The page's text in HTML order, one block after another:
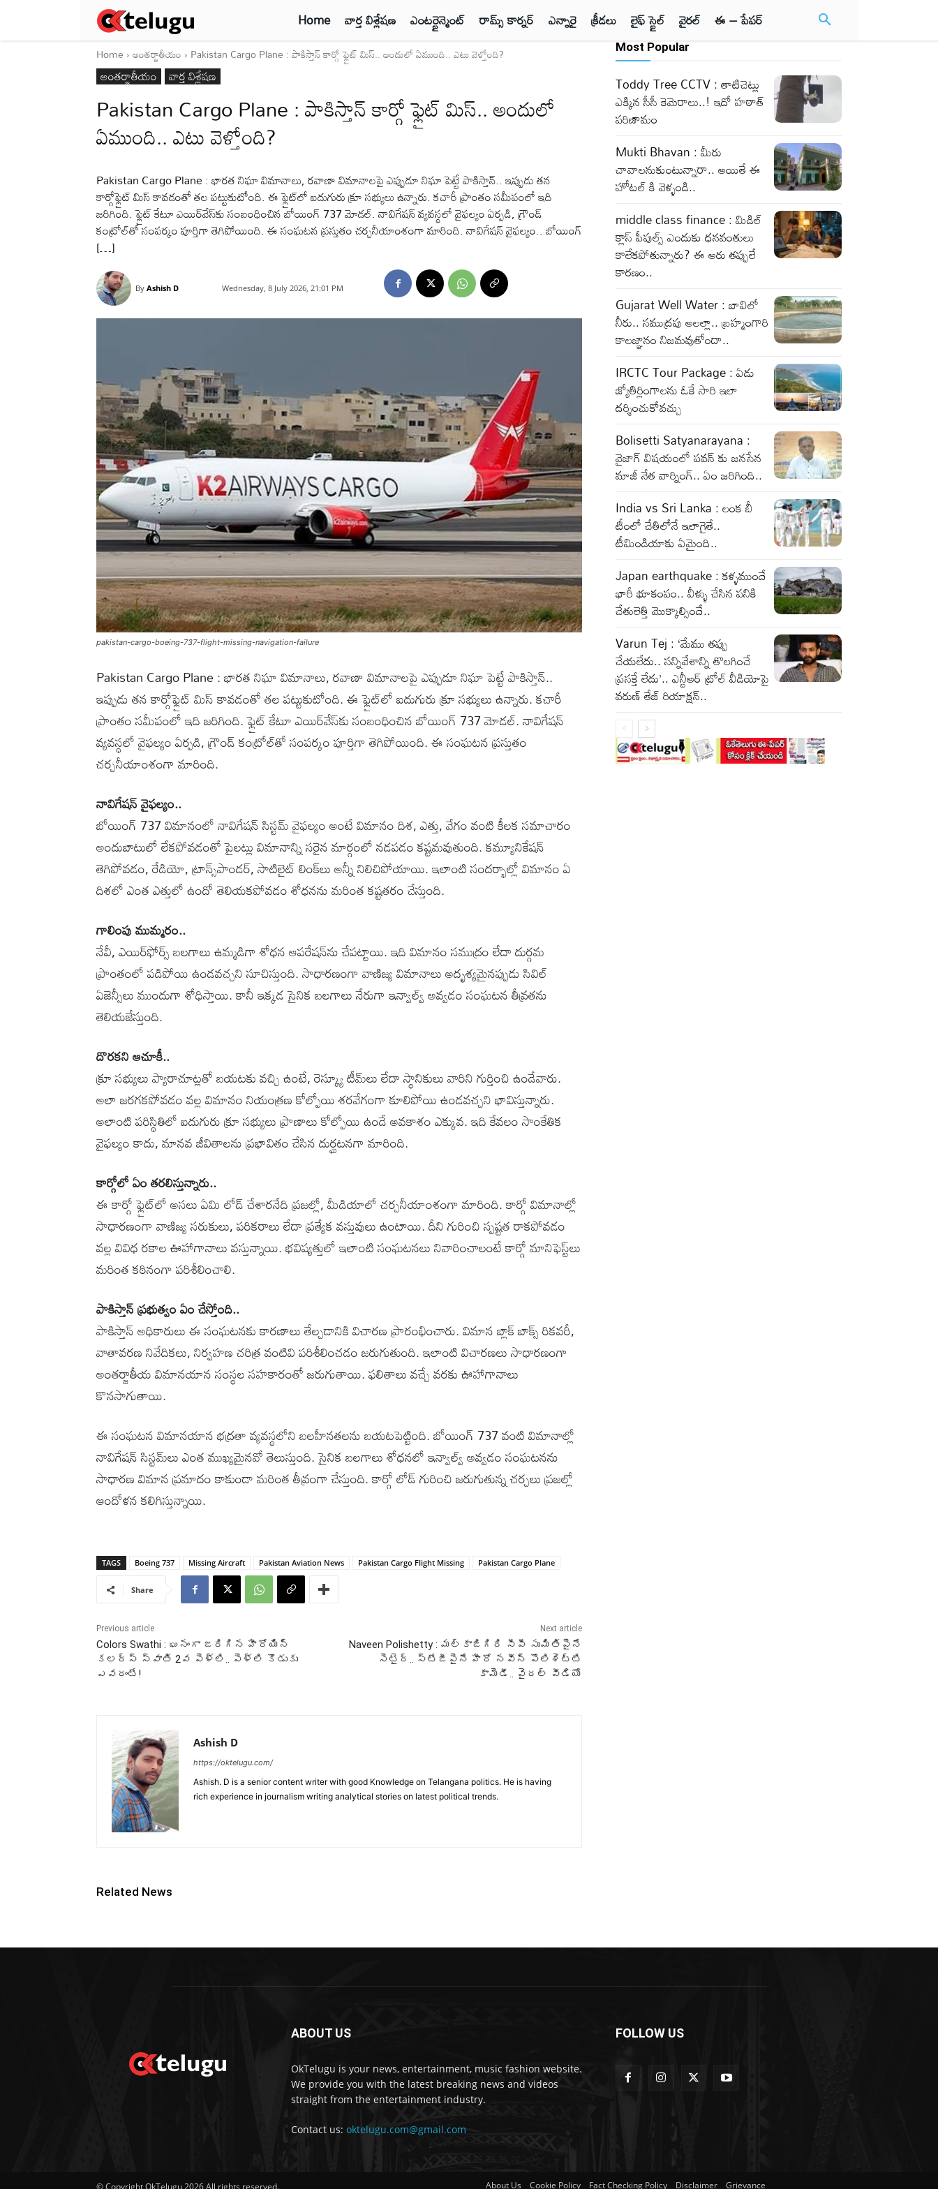
Home వార్త విశ్లేషణ ఎంటర్టైన్మెంట్ రామ్స్ కార్నర్ ఎన్నారై క్రీడలు లైఫ్ స్టైల్ వైరల్ ఈ – పేపర్
Home అంతర్జాతీయం Pakistan Cargo Plane : పాకిస్తాన్‌ కార్గో ఫ్లైట్‌ మిస్‌.. అందులో ఏముంది.. ఎటు వెళ్తోంది?
అంతర్జాతీయం వార్త విశ్లేషణ
Pakistan Cargo Plane : పాకిస్తాన్‌ కార్గో ఫ్లైట్‌ మిస్‌.. అందులో
ఏముంది.. ఎటు వెళ్తోంది?
Pakistan Cargo Plane : భారత నిఘా విమానాలు, రవాణా విమానాలపై ఎప్పుడూ నిఘా పెట్టే పాకిస్తాన్‌.. ఇప్పుడు తన
కార్గోఫ్లైట్‌ మిస్‌ కావడంతో తల పట్టుకుటోంది. ఈ ఫ్లైట్‌లో ఐదుగురు క్రూ సభ్యులు ఉన్నారు. కచారీ ప్రాంతం సమీపంలో ఇది
జరిగింది. ఫ్లైట్‌ కేటూ ఎయిర్‌వేస్‌కు సంబంధించిన బోయింగ్‌ 737 మోడల్‌. నావిగేషన్‌ వ్యవస్థలో వైఫల్యం ఏర్పడి, గ్రౌండ్‌
కంట్రోల్‌తో సంపర్కం పూర్తిగా తెగిపోయింది. ఈ సంఘటన ప్రస్తుతం చర్చనీయాంశంగా మారింది. నావిగేషన్‌ వైఫల్యం.. బోయింగ్‌
[…]
By Ashish D Wednesday, 8 July 2026, 21:01 PM
pakistan-cargo-boeing-737-flight-missing-navigation-failure
Pakistan Cargo Plane : భారత నిఘా విమానాలు, రవాణా విమానాలపై ఎప్పుడూ నిఘా పెట్టే పాకిస్తాన్‌..
ఇప్పుడు తన కార్గోఫ్లైట్‌ మిస్‌ కావడంతో తల పట్టుకుటోంది. ఈ ఫ్లైట్‌లో ఐదుగురు క్రూ సభ్యులు ఉన్నారు. కచారీ
ప్రాంతం సమీపంలో ఇది జరిగింది. ఫ్లైట్‌ కేటూ ఎయిర్‌వేస్‌కు సంబంధించిన బోయింగ్‌ 737 మోడల్‌. నావిగేషన్‌
వ్యవస్థలో వైఫల్యం ఏర్పడి, గ్రౌండ్‌ కంట్రోల్‌తో సంపర్కం పూర్తిగా తెగిపోయింది. ఈ సంఘటన ప్రస్తుతం
చర్చనీయాంశంగా మారింది.
నావిగేషన్‌ వైఫల్యం..
బోయింగ్‌ 737 విమానంలో నావిగేషన్‌ సిస్టమ్‌ వైఫల్యం అంటే విమానం దిశ, ఎత్తు, వేగం వంటి కీలక సమాచారం
అందుబాటులో లేకపోవడంతో పైలట్లు విమానాన్ని సరైన మార్గంలో నడపడం కష్టమవుతుంది. కమ్యూనికేషన్‌
తెగిపోవడం, రేడియో, ట్రాన్స్‌పాండర్, సాటిలైట్‌ లింక్‌లు అన్నీ నిలిచిపోయాయి. ఇలాంటి సందర్భాల్లో విమానం ఏ
దిశలో ఎంత ఎత్తులో ఉందో తెలియకపోవడం శోధనను మరింత కష్టతరం చేస్తుంది.
గాలింపు ముమ్మరం..
నేవీ, ఎయిర్‌ఫోర్స్‌ బలగాలు ఉమ్మడిగా శోధన ఆపరేషన్‌ను చేపట్టాయి. ఇది విమానం సముద్రం లేదా దుర్గమ
ప్రాంతంలో పడిపోయి ఉండవచ్చని సూచిస్తుంది. సాధారణంగా వాణిజ్య విమానాలు అదృశ్యమైనప్పుడు సివిల్‌
ఏజెన్సీలు ముందుగా శోధిస్తాయి. కానీ ఇక్కడ సైనిక బలగాలు నేరుగా ఇన్వాల్వ్‌ అవ్వడం సంఘటన తీవ్రతను
తెలియజేస్తుంది.
దొరకని ఆచూకీ..
క్రూ సభ్యులు ప్యారాచూట్లతో బయటకు వచ్చి ఉంటే, రెస్క్యూ టీమ్‌లు లేదా స్థానికులు వారిని గుర్తించి ఉండేవారు.
అలా జరగకపోవడం వల్ల విమానం నియంత్రణ కోల్పోయి శరవేగంగా కూలిపోయి ఉండవచ్చని భావిస్తున్నారు.
అలాంటి పరిస్థితిలో ఐదుగురు క్రూ సభ్యులు ప్రాణాలు కోల్పోయి ఉండే అవకాశం ఎక్కువ. ఇది కేవలం సాంకేతిక
వైఫల్యం కాదు, మానవ జీవితాలను ప్రభావితం చేసిన దుర్ఘటనగా మారింది.
కార్గోలో ఏం తరలిస్తున్నారు..
ఈ కార్గో ఫ్లైట్‌లో అసలు ఏమి లోడ్‌ చేశారనేది ప్రజల్లో, మీడియాలో చర్చనీయాంశంగా మారింది. కార్గో విమానాల్లో
సాధారణంగా వాణిజ్య సరుకులు, పరికరాలు లేదా ప్రత్యేక వస్తువులు ఉంటాయి. దీని గురించి స్పష్టత రాకపోవడం
వల్ల వివిధ రకాల ఊహాగానాలు వస్తున్నాయి. భవిష్యత్తులో ఇలాంటి సంఘటనలు నివారించాలంటే కార్గో మానిఫెస్ట్‌లు
మరింత కఠినంగా పరిశీలించాలి.
పాకిస్తాన్‌ ప్రభుత్వం ఏం చేస్తోంది..
పాకిస్తాన్‌ అధికారులు ఈ సంఘటనకు కారణాలు తేల్చడానికి విచారణ ప్రారంభించారు. విమాన బ్లాక్‌ బాక్స్‌ రికవరీ,
వాతావరణ నివేదికలు, నిర్వహణ చరిత్ర వంటివి పరిశీలించడం జరుగుతుంది. ఇలాంటి విచారణలు సాధారణంగా
అంతర్జాతీయ విమానయాన సంస్థల సహకారంతో జరుగుతాయి. ఫలితాలు వచ్చే వరకు ఊహాగానాలు
కొనసాగుతాయి.
ఈ సంఘటన విమానయాన భద్రతా వ్యవస్థలోని బలహీనతలను బయటపెట్టింది. బోయింగ్‌ 737 వంటి విమానాల్లో
నావిగేషన్‌ సిస్టమ్‌లు ఎంత ముఖ్యమైనవో తెలుస్తుంది. సైనిక బలగాలు శోధనలో ఇన్వాల్వ్‌ అవ్వడం సంఘటనను
సాధారణ విమాన ప్రమాదం కాకుండా మరింత తీవ్రంగా చేస్తుంది. కార్గో లోడ్‌ గురించి జరుగుతున్న చర్చలు ప్రజల్లో
ఆందోళన కలిగిస్తున్నాయి.
TAGS Boeing 737 Missing Aircraft Pakistan Aviation News Pakistan Cargo Flight Missing Pakistan Cargo Plane
Share
Previous article
Colors Swathi : ఘనంగా జరిగిన హీరోయిన్
కలర్స్ స్వాతి 2వ పెళ్లి.. పెళ్లి కొడుకు
ఎవరంటే!
Next article
Naveen Polishetty : మల్కాజిగిరి సీపీ సుమితిపైనే
సెటైర్.. స్టేజీపైనే హీరో నవీన్ పొలిశెట్టి
కామెడీ.. వైరల్ వీడియో
Ashish D
https://oktelugu.com/
Ashish. D is a senior content writer with good Knowledge on Telangana politics. He is having
rich experience in journalism writing analytical stories on latest political trends.
Related News
Most Popular
Toddy Tree CCTV : తాటిచెట్లు
ఎక్కిన సీసీ కెమెరాలు..! ఇదో హఠాత్
పరిణామం
Mukti Bhavan : మీరు
చావాలనుకుంటున్నారా.. అయితే ఈ
హోటల్ కి వెళ్ళండి..
middle class finance : మిడిల్
క్లాస్ పీపుల్స్ ఎందుకు ధనవంతులు
కాలేకపోతున్నారు? ఈ ఆరు తప్పులే
కారణం..
Gujarat Well Water : బావిలో
నీరు.. సముద్రపు అలల్లా.. బ్రహ్మంగారి
కాలజ్ఞానం నిజమవుతోందా..
IRCTC Tour Package : ఏడు
జ్యోతిర్లింగాలను ఓకే సారి ఇలా
దర్శించుకోవచ్చు
Bolisetti Satyanarayana :
వైజాగ్ విషయంలో పవన్ కు జనసేన
మాజీ నేత వార్నింగ్.. ఏం జరిగింది..
India vs Sri Lanka : లంక బీ
టీంలో చేతిలోనే ఇలాగైతే..
టీమిండియాకు ఏమైంది..
Japan earthquake : కళ్ళముందే
భారీ భూకంపం.. వీళ్ళు చేసిన పనికి
చేతులెత్తి మొక్కాల్సిందే..
Varun Tej : ‘మేము తప్పు
చేయలేదు.. సన్నివేశాన్ని తొలగించే
ప్రసక్తే లేదు’.. ఎన్టీఆర్ ట్రోల్ వీడియోపై
వరుణ్ తేజ్ రియాక్షన్..
ABOUT US
OkTelugu is your news, entertainment, music fashion website.
We provide you with the latest breaking news and videos
straight from the entertainment industry.
Contact us: oktelugu.com@gmail.com
FOLLOW US
About Us Cookie Policy Fact Checking Policy Disclaimer Grievance